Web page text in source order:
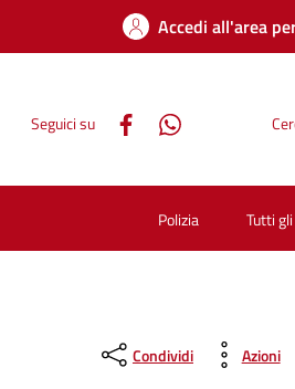
Accedi all'area
Seguici su
Polizia Tutti
Condividi Azioni